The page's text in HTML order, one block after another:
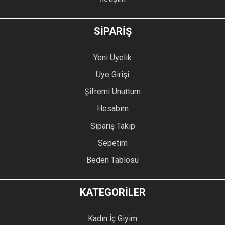
GÖNDER
SİPARİŞ
Yeni Üyelik
Üye Girişi
Şifremi Unuttum
Hesabım
Sipariş Takip
Sepetim
Beden Tablosu
KATEGORİLER
Kadın İç Giyim